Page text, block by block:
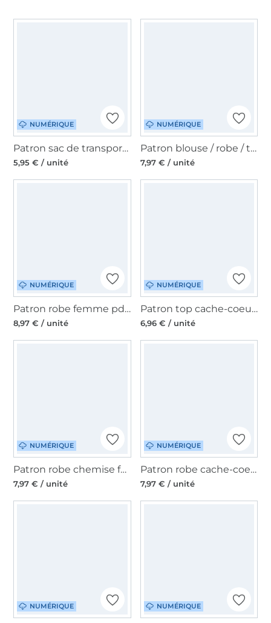
NUMÉRIQUE
Patron sac de transport pour chien pdf Maria Erbsünde, en allemand
5,95 € / unité
NUMÉRIQUE
Patron blouse / robe / tunique femme pdf Latana Erbsünde, en allemand
7,97 € / unité
NUMÉRIQUE
Patron robe femme pdf Serra Erbsünde, en allemand
8,97 € / unité
NUMÉRIQUE
Patron top cache-coeur femme pdf Olivia Erbsünde, en allemand
6,96 € / unité
NUMÉRIQUE
Patron robe chemise femme pdf Curiola Erbsünde, en allemand
7,97 € / unité
NUMÉRIQUE
Patron robe cache-coeur femme pdf Aurora Erbsünde, en allemand
7,97 € / unité
NUMÉRIQUE NUMÉRIQUE